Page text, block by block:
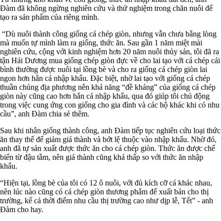
Đàm đã không ngừng nghiên cứu và thử nghiệm trong chăn nuôi để
tạo ra sản phẩm của riêng mình.
“Dù nuôi thành công giống cá chép giòn, nhưng vẫn chưa bằng lòng
mà muốn tự mình làm ra giống, thức ăn. Sau gần 1 năm miệt mài
nghiên cứu, cộng với kinh nghiệm hơn 20 năm nuôi thủy sản, tôi đã ra
tận Hải Dương mua giống chép giòn đực về cho lai tạo với cá chép cái
bình thường được nuôi tại lồng bè và cho ra giống cá chép giòn lai
ngon hơn hẳn cá nhập khẩu. Đặc biệt, nhờ lai tạo với giống cá chép
thuần chủng địa phương nên khả năng “đề kháng” của giống cá chép
giòn này cũng cao hơn hẳn cá nhập khẩu, qua đó giúp tôi chủ động
trong việc cung ứng con giống cho gia đình và các hộ khác khi có nhu
cầu”, anh Đàm chia sẻ thêm.
Sau khi nhân giống thành công, anh Đàm tiếp tục nghiên cứu loại thức
ăn thay thế để giảm giá thành và bớt lệ thuộc vào nhập khẩu. Nhờ đó,
anh đã tự sản xuất được thức ăn cho cá chép giòn. Thức ăn được chế
biến từ đậu tằm, nên giá thành cũng khá thấp so với thức ăn nhập
khẩu.
“Hiện tại, lồng bè của tôi có 12 ô nuôi, với đủ kích cỡ cá khác nhau,
nên lúc nào cũng có cá chép giòn thương phẩm để xuất bán cho thị
trường, kể cả thời điểm nhu cầu thị trường cao như dịp lễ, Tết” - anh
Đàm cho hay.